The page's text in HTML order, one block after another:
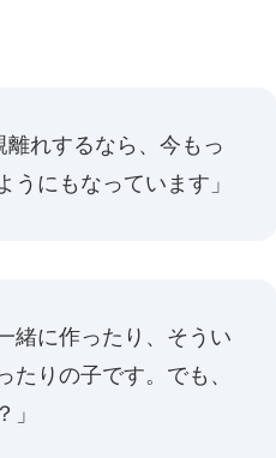
離れするなら、今もっ
にもなっています」
緒に作ったり、そうい
りの子です。でも、